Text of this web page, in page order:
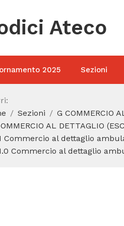
Ateco
2025 Sezioni
Sezioni
G COMMERCIO
AL DETTAGLIO
Commercio al dettaglio
Commercio al dettaglio